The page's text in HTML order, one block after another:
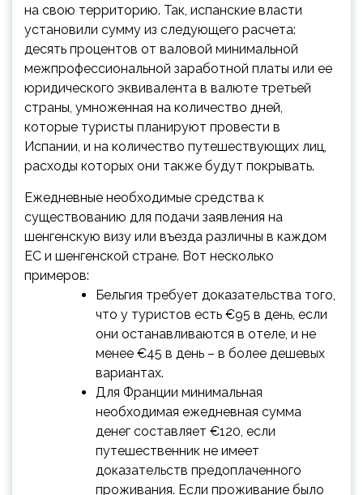
на свою территорию. Так, испанские власти
установили сумму из следующего расчета:
десять процентов от валовой минимальной
межпрофессиональной заработной платы или ее
юридического эквивалента в валюте третьей
страны, умноженная на количество дней,
которые туристы планируют провести в
Испании, и на количество путешествующих лиц,
расходы которых они также будут покрывать.
Ежедневные необходимые средства к
существованию для подачи заявления на
шенгенскую визу или въезда различны в каждом
ЕС и шенгенской стране. Вот несколько
примеров:
Бельгия требует доказательства того,
что у туристов есть €95 в день, если
они останавливаются в отеле, и не
менее €45 в день – в более дешевых
вариантах.
Для Франции минимальная
необходимая ежедневная сумма
денег составляет €120, если
путешественник не имеет
доказательств предоплаченного
проживания. Если проживание было